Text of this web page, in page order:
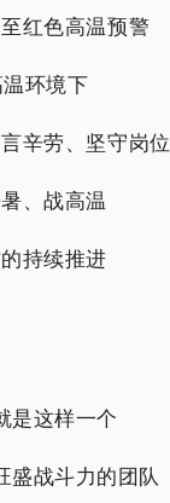
红色高温预警
环境下
辛劳、坚守岗位
、战高温
持续推进
是这样一个
盛战斗力的团队